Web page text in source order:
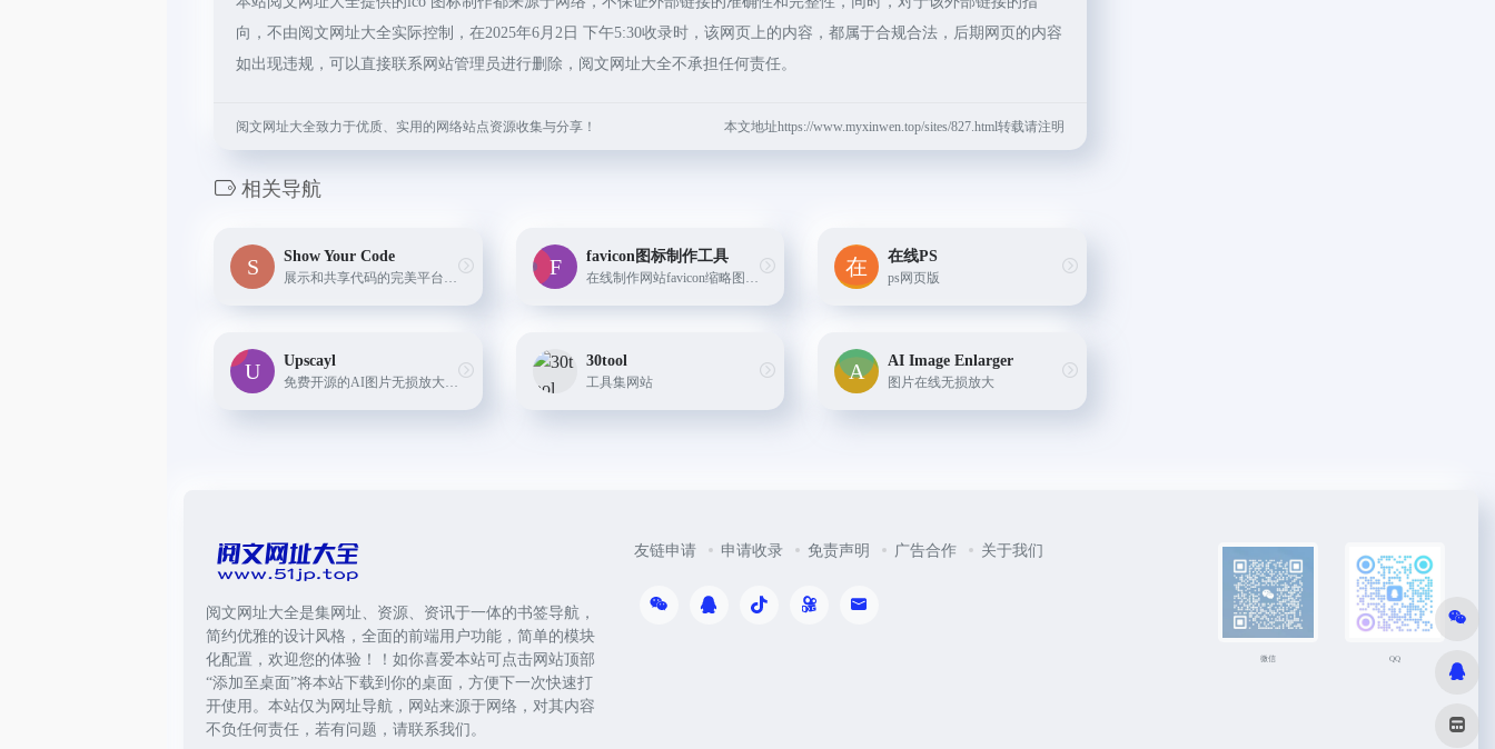
向，不由阅文网址大全实际控制，在2025年6月2日 下午5:30收录时，该网页上的内容，都属于合规合法，后期网页的内容
如出现违规，可以直接联系网站管理员进行删除，阅文网址大全不承担任何责任。
阅文网址大全致力于优质、实用的网络站点资源收集与分享！ 本文地址https://www.myxinwen.top/sites/827.html转载请注明
相关导航
Show Your Code
展示和共享代码的完美平台，通过人工智能辅助进行增强，实现更智能的编程。
favicon图标制作工具
在线制作网站favicon缩略图，支持透明背景和多种格式导出，轻松制作网站ICO图标
在线PS
ps网页版
Upscayl
免费开源的AI图片无损放大工具，支持客户端下载
30tool
工具集网站
AI Image Enlarger
图片在线无损放大
阅文网址大全是集网址、资源、资讯于一体的书签导航，
简约优雅的设计风格，全面的前端用户功能，简单的模块
化配置，欢迎您的体验！！如你喜爱本站可点击网站顶部
“添加至桌面”将本站下载到你的桌面，方便下一次快速打
开使用。本站仅为网址导航，网站来源于网络，对其内容
不负任何责任，若有问题，请联系我们。
友链申请 申请收录 免责声明 广告合作 关于我们
微信 QQ